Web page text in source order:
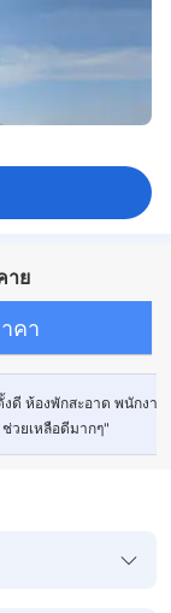
าย
คา
ดี ห้องพักสะอาด พนักงาน
วยเหลือดีมากๆ"